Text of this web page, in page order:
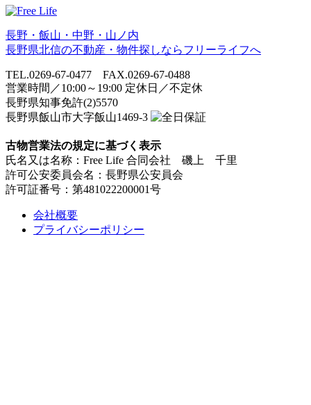
長野・飯山・中野・山ノ内
長野県北信の不動産・物件探しならフリーライフへ
TEL.0269-67-0477 FAX.0269-67-0488
営業時間／10:00～19:00 定休日／不定休
長野県知事免許(2)5570
長野県飯山市大字飯山1469-3
古物営業法の規定に基づく表示
氏名又は名称：Free Life 合同会社 磯上 千里
許可公安委員会名：長野県公安員会
許可証番号：第481022200001号
会社概要
プライバシーポリシー